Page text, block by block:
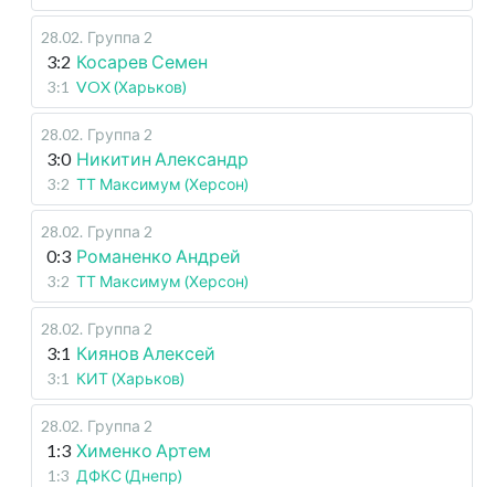
28.02. Группа 2
3:2 Косарев Семен
3:1 VOX (Харьков)
28.02. Группа 2
3:0 Никитин Александр
3:2 ТТ Максимум (Херсон)
28.02. Группа 2
0:3 Романенко Андрей
3:2 ТТ Максимум (Херсон)
28.02. Группа 2
3:1 Киянов Алексей
3:1 КИТ (Харьков)
28.02. Группа 2
1:3 Хименко Артем
1:3 ДФКС (Днепр)